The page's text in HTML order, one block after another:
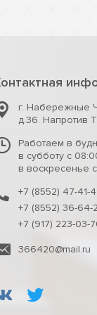
г. Набережные
д.36. Напротив
Работаем в
в субботу с
в воскресенье
+7 (8552) 47-41-
+7 (8552) 36-64-
+7 (917) 223-03-
366420@mail.ru